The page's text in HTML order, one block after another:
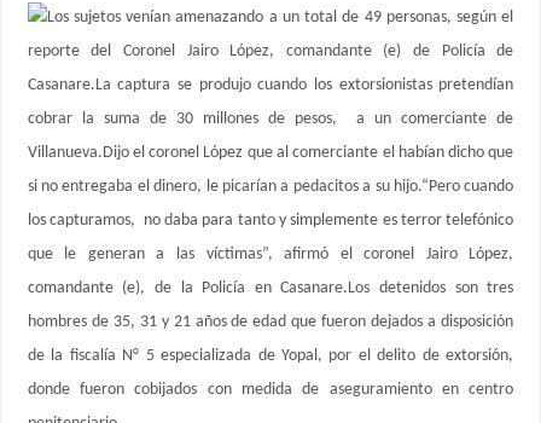
Los sujetos venían amenazando a un total de 49 personas, según el
reporte del Coronel Jairo López, comandante (e) de Policía de
Casanare.La captura se produjo cuando los extorsionistas pretendían
cobrar la suma de 30 millones de pesos, a un comerciante de
Villanueva.Dijo el coronel López que al comerciante el habían dicho que
si no entregaba el dinero, le picarían a pedacitos a su hijo.“Pero cuando
los capturamos, no daba para tanto y simplemente es terror telefónico
que le generan a las víctimas”, afirmó el coronel Jairo López,
comandante (e), de la Policía en Casanare.Los detenidos son tres
hombres de 35, 31 y 21 años de edad que fueron dejados a disposición
de la fiscalía N° 5 especializada de Yopal, por el delito de extorsión,
donde fueron cobijados con medida de aseguramiento en centro